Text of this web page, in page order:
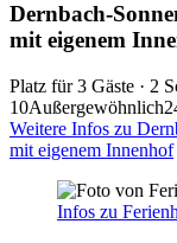
Dernbach-
mit eigenem
Platz für 3 Gäste · 2
10Außergewöhnlich
Weitere Infos zu
mit eigenem Innenhof
Infos zu